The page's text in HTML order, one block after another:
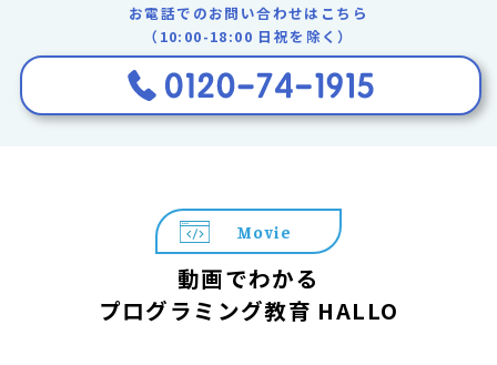
お電話でのお問い合わせはこちら
（10:00-18:00 日祝を除く）
Movie
動画でわかる
プログラミング教育 HALLO